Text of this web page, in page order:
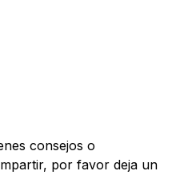
consejos o
por favor deja un